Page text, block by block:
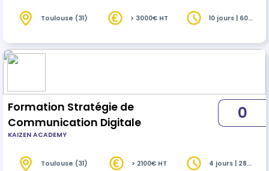
donnera une vision claire des étapes à mener
Toulouse (31) > 3000€ HT
10 jours | 60
Formation Stratégie de
Communication Digitale
KAIZEN ACADEMY
0
Toulouse (31) > 2100€ HT
4 jours | 28